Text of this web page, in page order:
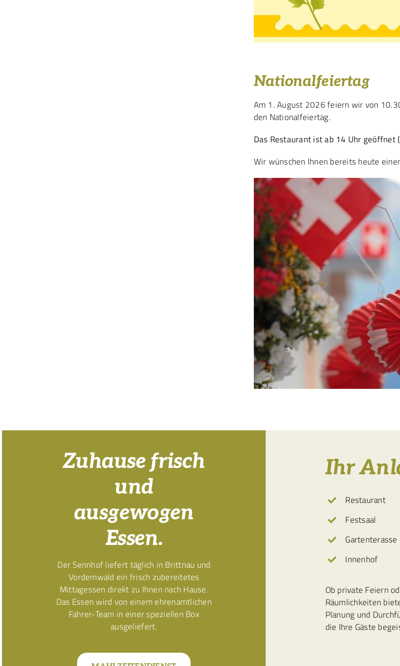
Nationalfeiertag
Am 1. August 2026 feiern wir von
den Nationalfeiertag.
Das Restaurant ist ab 14 Uhr
Wir wünschen Ihnen bereits heute
Zuhause frisch
und
ausgewogen
Essen.
Der Sennhof liefert täglich in Brittnau und
Vordemwald ein frisch zubereitetes
Mittagessen direkt zu Ihnen nach Hause.
Das Essen wird von einem ehrenamtlichen
Fahrer-Team in einer speziellen Box
ausgeliefert.
Ihr
Restaurant
Festsaal
Gartenterasse
Innenhof
Ob private Feiern
Räumlichkeiten
Planung und
die Ihre Gäste